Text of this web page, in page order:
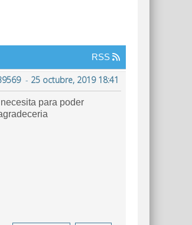
RSS
- 25 octubre, 2019 18:41
para poder